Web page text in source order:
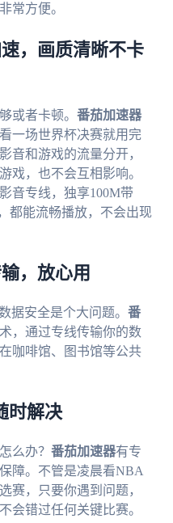
常方便。
，画质清晰不卡
或者卡顿。 番茄加速器
一场世界杯决赛就用完
音和游戏的流量分开，
戏，也不会互相影响。
音专线，独享100M带
都能流畅播放，不会出现
，放心用
据安全是个大问题。 番
，通过专线传输你的数
咖啡馆、图书馆等公共
时解决
么办？ 番茄加速器有专
障。不管是凌晨看NBA
赛，只要你遇到问题，
会错过任何关键比赛。